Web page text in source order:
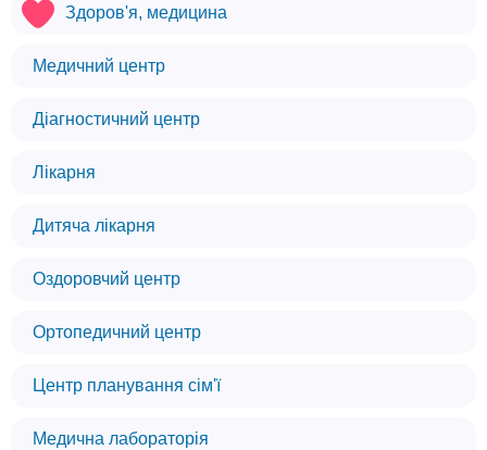
Здоров'я, медицина
Медичний центр
Діагностичний центр
Лікарня
Дитяча лікарня
Оздоровчий центр
Ортопедичний центр
Центр планування сім'ї
Медична лабораторія